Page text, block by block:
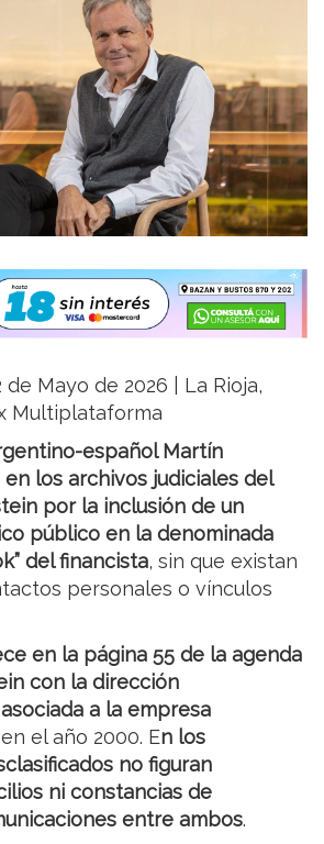
de Mayo de 2026 | La Rioja,
Multiplataforma
español Martín
en los archivos judiciales del
por la inclusión de un
público en la denominada
del financista, sin que existan
personales o vínculos
en la página 55 de la agenda
con la dirección
a la empresa
el año 2000. En los
no figuran
ni constancias de
entre ambos.